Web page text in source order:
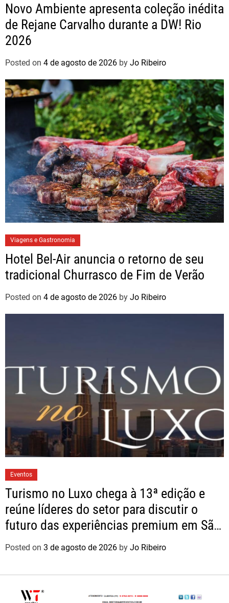
Novo Ambiente apresenta coleção inédita
de Rejane Carvalho durante a DW! Rio
2026
Posted on 4 de agosto de 2026 by Jo Ribeiro
Viagens e Gastronomia
Hotel Bel-Air anuncia o retorno de seu
tradicional Churrasco de Fim de Verão
Posted on 4 de agosto de 2026 by Jo Ribeiro
Eventos
Turismo no Luxo chega à 13ª edição e
reúne líderes do setor para discutir o
futuro das experiências premium em São
Paulo
Posted on 3 de agosto de 2026 by Jo Ribeiro